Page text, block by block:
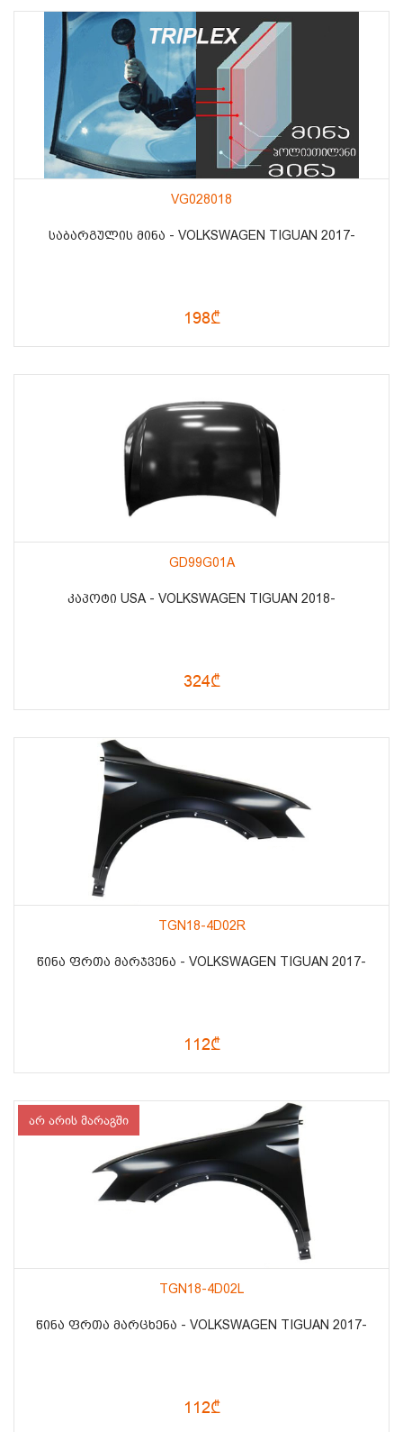
VG028018
ᲡᲐᲑᲐᲠᲒᲣᲚᲘᲡ ᲛᲘᲜᲐ - VOLKSWAGEN TIGUAN 2017-
198₾
GD99G01A
ᲙᲐᲞᲝᲢᲘ USA - VOLKSWAGEN TIGUAN 2018-
324₾
TGN18-4D02R
ᲬᲘᲜᲐ ᲤᲠᲗᲐ ᲛᲐᲠᲯᲕᲔᲜᲐ - VOLKSWAGEN TIGUAN 2017-
112₾
არ არის მარაგში
TGN18-4D02L
ᲬᲘᲜᲐ ᲤᲠᲗᲐ ᲛᲐᲠᲪᲮᲔᲜᲐ - VOLKSWAGEN TIGUAN 2017-
112₾